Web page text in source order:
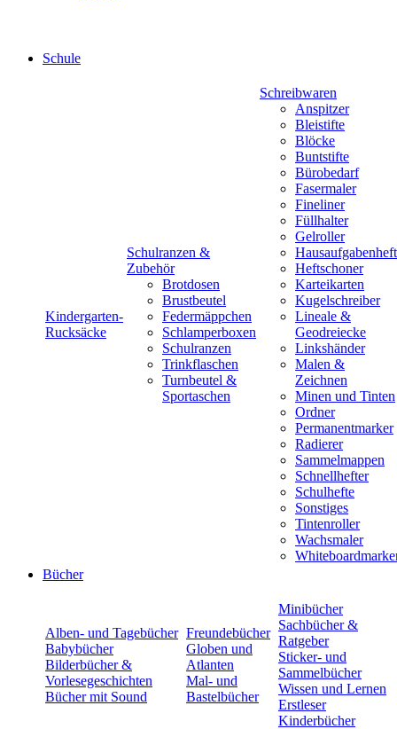
Schule
Kindergarten-
Rucksäcke
Schulranzen &
Zubehör
Brotdosen
Brustbeutel
Federmäppchen
Schlamperboxen
Schulranzen
Trinkflaschen
Turnbeutel &
Sportaschen
Schreibwaren
Anspitzer
Bleistifte
Blöcke
Buntstifte
Bürobedarf
Fasermaler
Fineliner
Füllhalter
Gelroller
Hausaufgabenheft
Heftschoner
Karteikarten
Kugelschreiber
Lineale &
Geodreiecke
Linkshänder
Malen &
Zeichnen
Minen und Tinten
Ordner
Permanentmarker
Radierer
Sammelmappen
Schnellhefter
Schulhefte
Sonstiges
Tintenroller
Wachsmaler
Bücher
Alben- und Tagebücher
Babybücher
Bilderbücher &
Vorlesegeschichten
Bücher mit Sound
Freundebücher
Globen und
Atlanten
Mal- und
Bastelbücher
Minibücher
Sachbücher &
Ratgeber
Sticker- und
Sammelbücher
Wissen und Lernen
Erstleser
Kinderbücher